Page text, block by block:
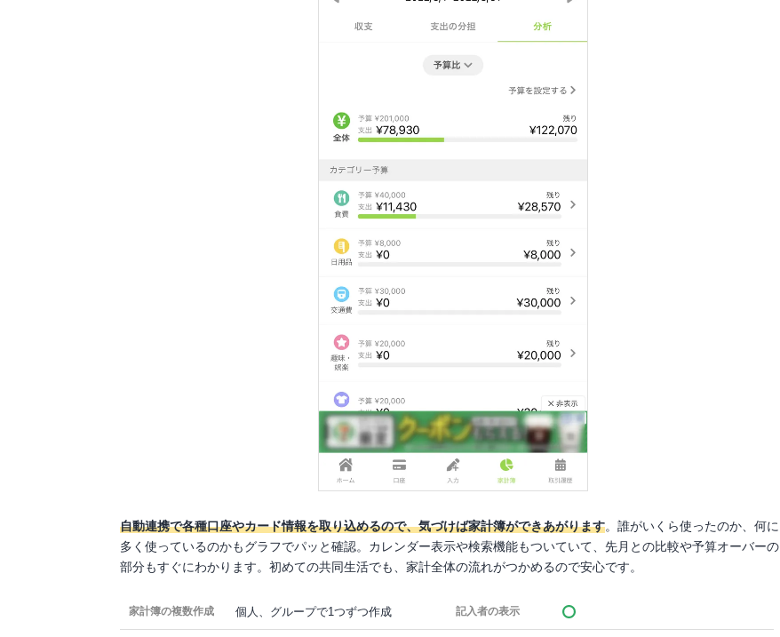
自動連携で各種口座やカード情報を取り込めるので、気づけば家計簿ができあがります。誰がいくら使ったのか、何に
多く使っているのかもグラフでパッと確認。カレンダー表示や検索機能もついていて、先月との比較や予算オーバーの
部分もすぐにわかります。初めての共同生活でも、家計全体の流れがつかめるので安心です。
家計簿の複数作成 個人、グループで1つずつ作成 記入者の表示